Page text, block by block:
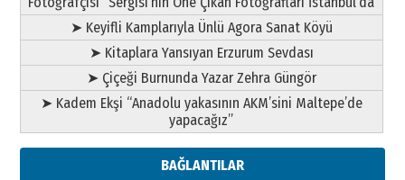
➤ Keyifli Kamplarıyla Ünlü Agora Sanat Köyü
➤ Kitaplara Yansıyan Erzurum Sevdası
➤ Çiçeği Burnunda Yazar Zehra Güngör
➤ Kadem Ekşi “Anadolu yakasının AKM’sini Maltepe’de
yapacağız”
BAĞLANTILAR